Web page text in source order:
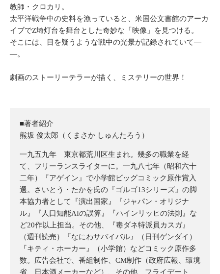
教師・クロカリ。
太平洋戦争中の史料を漁っていると、米国公文書館のアーカ
イブでZ埼灯台を舞台とした奇妙な「映像」を見つける。
そこには、目を疑うような戦中の光景が記録されていて―
―。
劇画のストーリーテラーが描く、ミステリーの世界！
■著者紹介
熊坂 俊太郎（くまさか しゅんたろう）
一九五九年 東京都荒川区生まれ。幾多の職業を経
て、フリーランスライターに。一九八七年（昭和六十
二年）『アゲイン』で小学館ビッグコミック原作賞入
選。さいとう・たかを氏の『ゴルゴ13シリーズ』の脚
本協力者として『演出国家』『ジャパン・オリジナ
ル』『人口知能AIの誤算』『ハインリッヒの法則』な
ど20作以上担当。その他、『毒ダネ特派員カスガ』
（週刊読売）『なにわサバイバル』（日刊ゲンダイ）
『キティ・ホーカー』（小学館）などコミック原作多
数。広告会社で、番組制作、CM制作（政府広報、環境
省、日本酒メーカーなど）、その他、フライデート